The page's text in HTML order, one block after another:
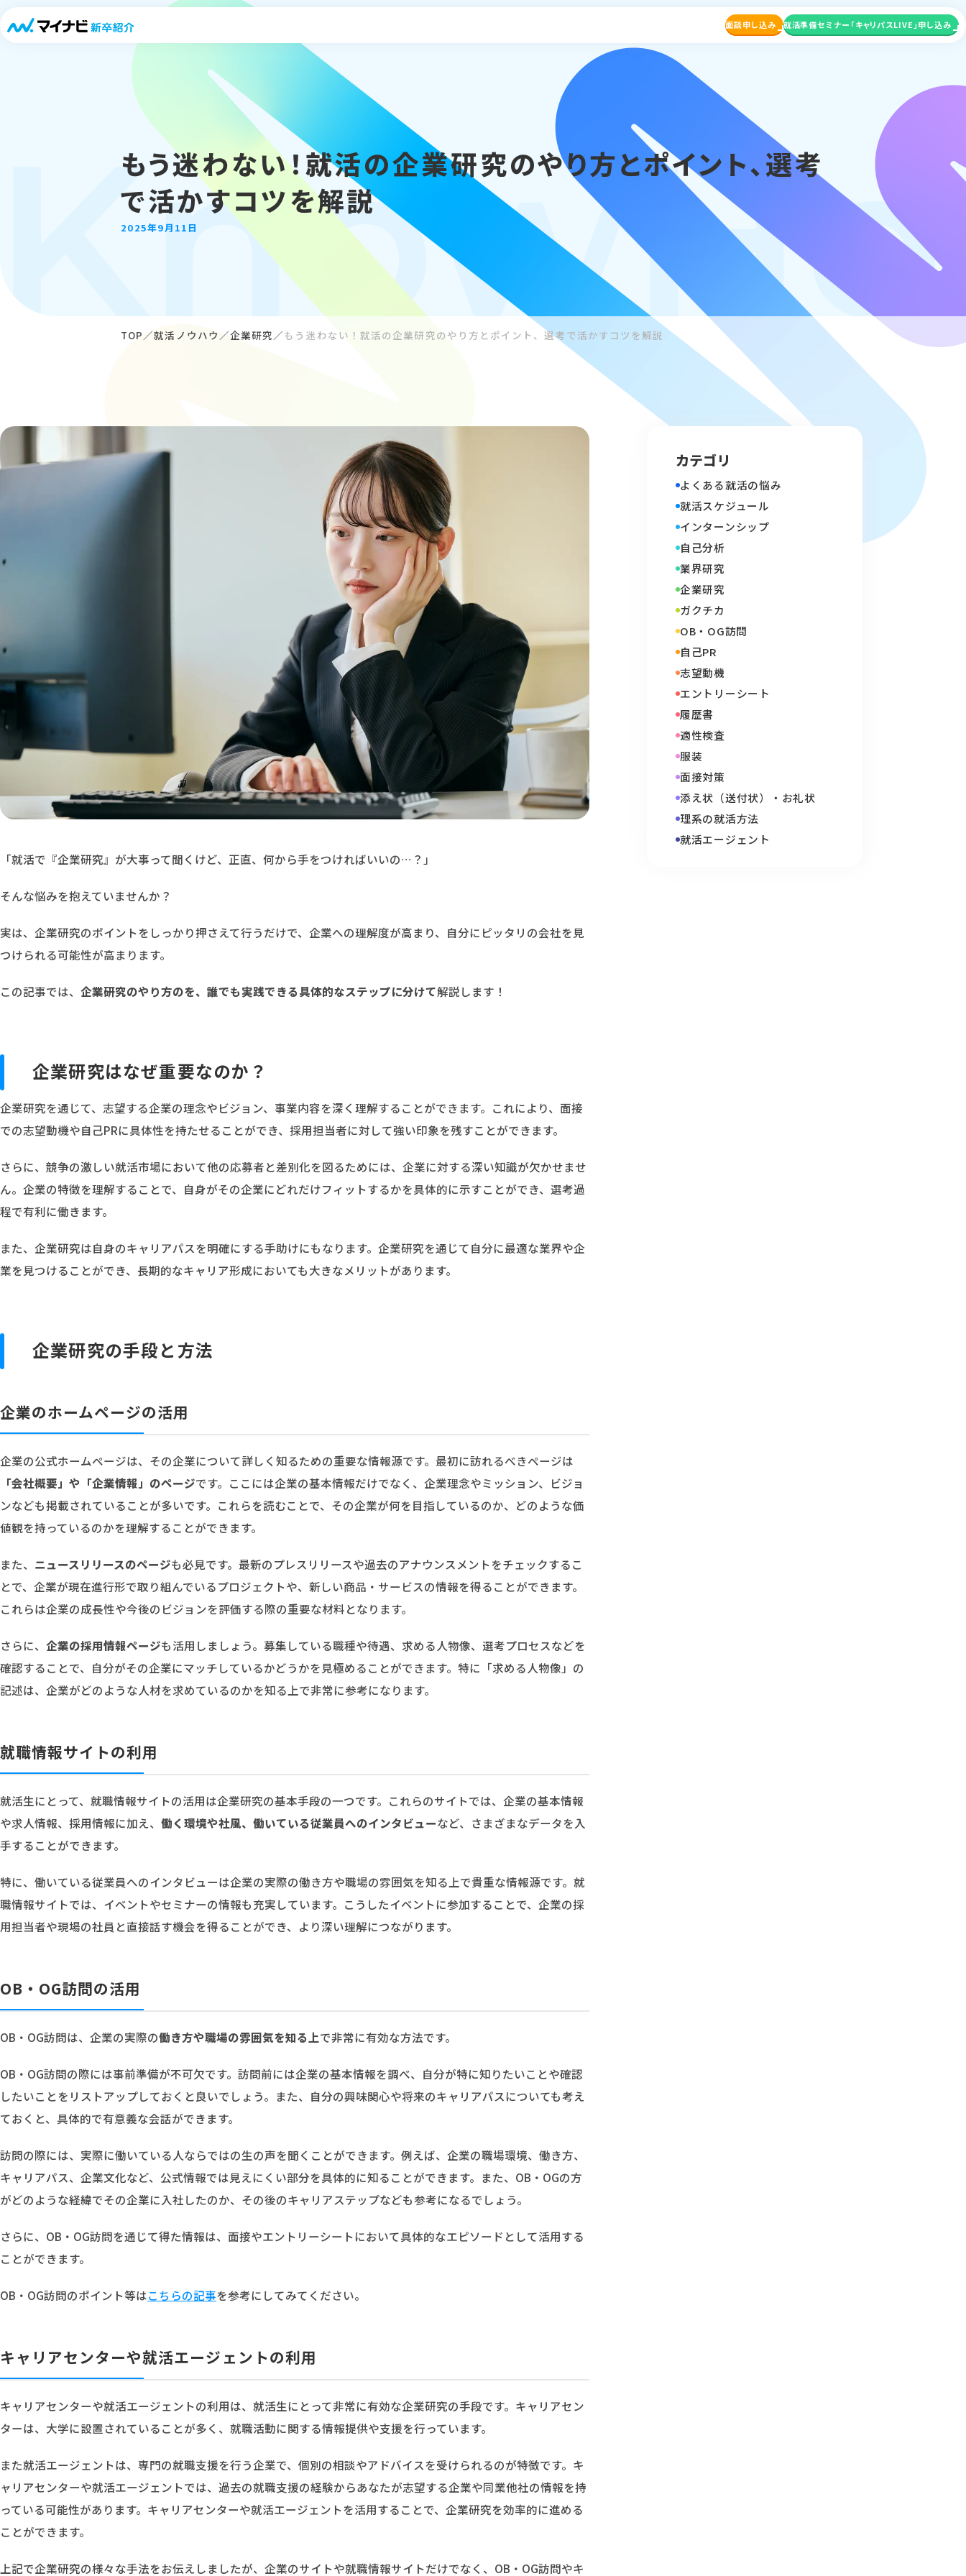
面談申し込み 就活準備セミナー 「キャリパスLIVE」申し込み
もう迷わない！就活の企業研究のやり方とポイント、選考
で活かすコツを解説
2025年9月11日
TOP 就活ノウハウ 企業研究 もう迷わない！就活の企業研究のやり方とポイント、選考で活かすコツを解説
「就活で『企業研究』が大事って聞くけど、正直、何から手をつければいいの…？」
そんな悩みを抱えていませんか？
実は、企業研究のポイントをしっかり押さえて行うだけで、企業への理解度が高まり、自分にピッタリの会社を見
つけられる可能性が高まります。
この記事では、 企業研究のやり方のを、誰でも実践できる具体的なステップに分けて解説します！
企業研究はなぜ重要なのか？
企業研究を通じて、志望する企業の理念やビジョン、事業内容を深く理解することができます。これにより、面接
での志望動機や自己PRに具体性を持たせることができ、採用担当者に対して強い印象を残すことができます。
さらに、競争の激しい就活市場において他の応募者と差別化を図るためには、企業に対する深い知識が欠かせませ
ん。企業の特徴を理解することで、自身がその企業にどれだけフィットするかを具体的に示すことができ、選考過
程で有利に働きます。
また、企業研究は自身のキャリアパスを明確にする手助けにもなります。企業研究を通じて自分に最適な業界や企
業を見つけることができ、長期的なキャリア形成においても大きなメリットがあります。
企業研究の手段と方法
企業のホームページの活用
企業の公式ホームページは、その企業について詳しく知るための重要な情報源です。最初に訪れるべきページは
「会社概要」や「企業情報」のページです。ここには企業の基本情報だけでなく、企業理念やミッション、ビジョ
ンなども掲載されていることが多いです。これらを読むことで、その企業が何を目指しているのか、どのような価
値観を持っているのかを理解することができます。
また、 ニュースリリースのページも必見です。最新のプレスリリースや過去のアナウンスメントをチェックするこ
とで、企業が現在進行形で取り組んでいるプロジェクトや、新しい商品・サービスの情報を得ることができます。
これらは企業の成長性や今後のビジョンを評価する際の重要な材料となります。
さらに、 企業の採用情報ページも活用しましょう。募集している職種や待遇、求める人物像、選考プロセスなどを
確認することで、自分がその企業にマッチしているかどうかを見極めることができます。特に「求める人物像」の
記述は、企業がどのような人材を求めているのかを知る上で非常に参考になります。
就職情報サイトの利用
就活生にとって、就職情報サイトの活用は企業研究の基本手段の一つです。これらのサイトでは、企業の基本情報
や求人情報、採用情報に加え、 働く環境や社風、働いている従業員へのインタビューなど、さまざまなデータを入
手することができます。
特に、働いている従業員へのインタビューは企業の実際の働き方や職場の雰囲気を知る上で貴重な情報源です。就
職情報サイトでは、イベントやセミナーの情報も充実しています。こうしたイベントに参加することで、企業の採
用担当者や現場の社員と直接話す機会を得ることができ、より深い理解につながります。
OB・OG訪問の活用
OB・OG訪問は、企業の実際の働き方や職場の雰囲気を知る上で非常に有効な方法です。
OB・OG訪問の際には事前準備が不可欠です。訪問前には企業の基本情報を調べ、自分が特に知りたいことや確認
したいことをリストアップしておくと良いでしょう。また、自分の興味関心や将来のキャリアパスについても考え
ておくと、具体的で有意義な会話ができます。
訪問の際には、実際に働いている人ならではの生の声を聞くことができます。例えば、企業の職場環境、働き方、
キャリアパス、企業文化など、公式情報では見えにくい部分を具体的に知ることができます。また、OB・OGの方
がどのような経緯でその企業に入社したのか、その後のキャリアステップなども参考になるでしょう。
さらに、OB・OG訪問を通じて得た情報は、面接やエントリーシートにおいて具体的なエピソードとして活用する
ことができます。
OB・OG訪問のポイント等はこちらの記事を参考にしてみてください。
キャリアセンターや就活エージェントの利用
キャリアセンターや就活エージェントの利用は、就活生にとって非常に有効な企業研究の手段です。キャリアセン
ターは、大学に設置されていることが多く、就職活動に関する情報提供や支援を行っています。
また就活エージェントは、専門の就職支援を行う企業で、個別の相談やアドバイスを受けられるのが特徴です。キ
ャリアセンターや就活エージェントでは、過去の就職支援の経験からあなたが志望する企業や同業他社の情報を持
っている可能性があります。キャリアセンターや就活エージェントを活用することで、企業研究を効率的に進める
ことができます。
上記で企業研究の様々な手法をお伝えしましたが、企業のサイトや就職情報サイトだけでなく、OB・OG訪問やキ
カテゴリ
よくある就活の悩み
就活スケジュール
インターンシップ
自己分析
業界研究
企業研究
ガクチカ
OB・OG訪問
自己PR
志望動機
エントリーシート
履歴書
適性検査
服装
面接対策
添え状（送付状）・お礼状
理系の就活方法
就活エージェント